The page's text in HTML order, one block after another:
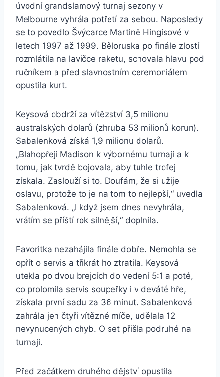
úvodní grandslamový turnaj sezony v
Melbourne vyhrála potřetí za sebou. Naposledy
se to povedlo Švýcarce Martině Hingisové v
letech 1997 až 1999. Běloruska po finále zlostí
rozmlátila na lavičce raketu, schovala hlavu pod
ručníkem a před slavnostním ceremoniálem
opustila kurt.
Keysová obdrží za vítězství 3,5 milionu
australských dolarů (zhruba 53 milionů korun).
Sabalenková získá 1,9 milionu dolarů.
„Blahopřeji Madison k výbornému turnaji a k
tomu, jak tvrdě bojovala, aby tuhle trofej
získala. Zaslouží si to. Doufám, že si užije
oslavu, protože to je na tom to nejlepší,“ uvedla
Sabalenková. „I když jsem dnes nevyhrála,
vrátím se příští rok silnější,“ doplnila.
Favoritka nezahájila finále dobře. Nemohla se
opřít o servis a třikrát ho ztratila. Keysová
utekla po dvou brejcích do vedení 5:1 a poté,
co prolomila servis soupeřky i v deváté hře,
získala první sadu za 36 minut. Sabalenková
zahrála jen čtyři vítězné míče, udělala 12
nevynucených chyb. O set přišla podruhé na
turnaji.
Před začátkem druhého dějství opustila